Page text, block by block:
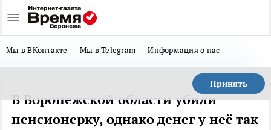
Мы в ВКонтакте Мы в Telegram Информация о нас
Принять
В Воронежской области убили
пенсионерку, однако денег у неё так